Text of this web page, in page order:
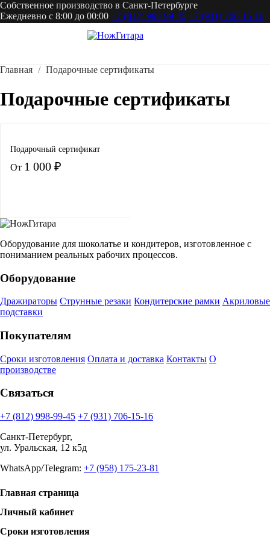
Собственное производство в Санкт-Петербурге
Ежедневно с 8:00 до 00:00 +7 (812) 998-99-45 +7 (931) 706-15-16
Главная Подарочные сертификаты
Подарочные сертификаты
Подарочный сертификат
От 1 000 ₽
Оборудование для шоколатье и кондитеров, изготовленное с
пониманием реальных рабочих процессов.
Оборудование
Дражираторы Струнные резаки Кондитерские рамки Акриловые
подставки
Покупателям
Сроки изготовления Оплата и доставка Контакты О
производстве
Связаться
+7 (812) 998-99-45 +7 (931) 706-15-16
Санкт-Петербург,
ул. Уральская, 12 к5д
WhatsApp/Telegram: +7 (958) 175-23-81
Главная страница
Личный кабинет
Сроки изготовления